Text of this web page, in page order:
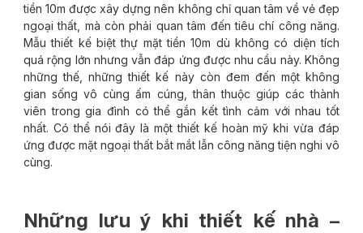
tiền 10m được xây dựng nên không chỉ quan tâm về vẻ đẹp
ngoại thất, mà còn phải quan tâm đến tiêu chí công năng.
Mẫu thiết kế biệt thự mặt tiền 10m dù không có diện tích
quá rộng lớn nhưng vẫn đáp ứng được nhu cầu này. Không
những thế, những thiết kế này còn đem đến một không
gian sống vô cùng ấm cúng, thân thuộc giúp các thành
viên trong gia đình có thể gắn kết tình cảm với nhau tốt
nhất. Có thể nói đây là một thiết kế hoàn mỹ khi vừa đáp
ứng được mặt ngoại thất bắt mắt lẫn công năng tiện nghi vô
cùng.
Những lưu ý khi thiết kế nhà –